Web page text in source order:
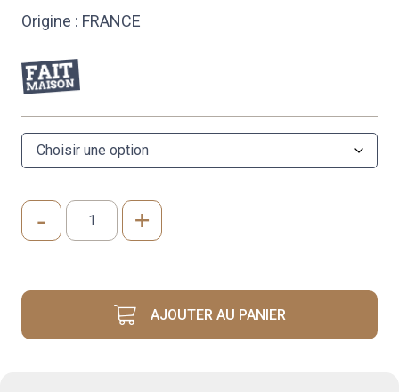
Origine : FRANCE
quantité
AUX
- +
AJOUTER AU PANIER